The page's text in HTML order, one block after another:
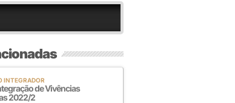
INTEGRADOR
de Vivências
2022/2